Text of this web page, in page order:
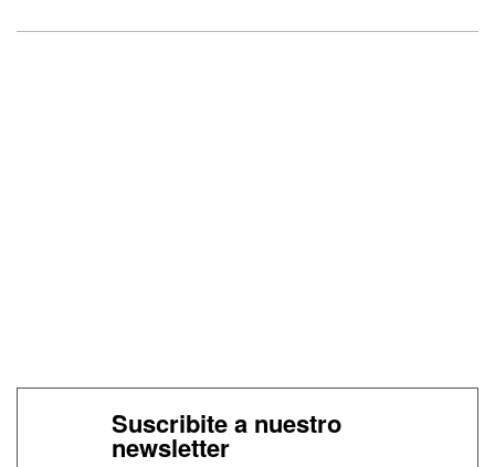
Suscribite a nuestro
newsletter